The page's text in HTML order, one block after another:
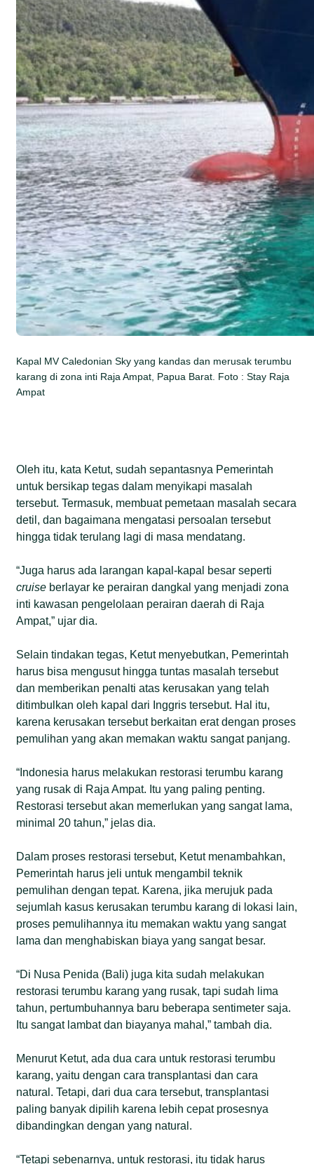
Kapal MV Caledonian Sky yang kandas dan merusak terumbu
karang di zona inti Raja Ampat, Papua Barat. Foto : Stay Raja
Ampat
Oleh itu, kata Ketut, sudah sepantasnya Pemerintah
untuk bersikap tegas dalam menyikapi masalah
tersebut. Termasuk, membuat pemetaan masalah secara
detil, dan bagaimana mengatasi persoalan tersebut
hingga tidak terulang lagi di masa mendatang.
“Juga harus ada larangan kapal-kapal besar seperti
cruise berlayar ke perairan dangkal yang menjadi zona
inti kawasan pengelolaan perairan daerah di Raja
Ampat,” ujar dia.
Selain tindakan tegas, Ketut menyebutkan, Pemerintah
harus bisa mengusut hingga tuntas masalah tersebut
dan memberikan penalti atas kerusakan yang telah
ditimbulkan oleh kapal dari Inggris tersebut. Hal itu,
karena kerusakan tersebut berkaitan erat dengan proses
pemulihan yang akan memakan waktu sangat panjang.
“Indonesia harus melakukan restorasi terumbu karang
yang rusak di Raja Ampat. Itu yang paling penting.
Restorasi tersebut akan memerlukan yang sangat lama,
minimal 20 tahun,” jelas dia.
Dalam proses restorasi tersebut, Ketut menambahkan,
Pemerintah harus jeli untuk mengambil teknik
pemulihan dengan tepat. Karena, jika merujuk pada
sejumlah kasus kerusakan terumbu karang di lokasi lain,
proses pemulihannya itu memakan waktu yang sangat
lama dan menghabiskan biaya yang sangat besar.
“Di Nusa Penida (Bali) juga kita sudah melakukan
restorasi terumbu karang yang rusak, tapi sudah lima
tahun, pertumbuhannya baru beberapa sentimeter saja.
Itu sangat lambat dan biayanya mahal,” tambah dia.
Menurut Ketut, ada dua cara untuk restorasi terumbu
karang, yaitu dengan cara transplantasi dan cara
natural. Tetapi, dari dua cara tersebut, transplantasi
paling banyak dipilih karena lebih cepat prosesnya
dibandingkan dengan yang natural.
“Tetapi sebenarnya, untuk restorasi, itu tidak harus